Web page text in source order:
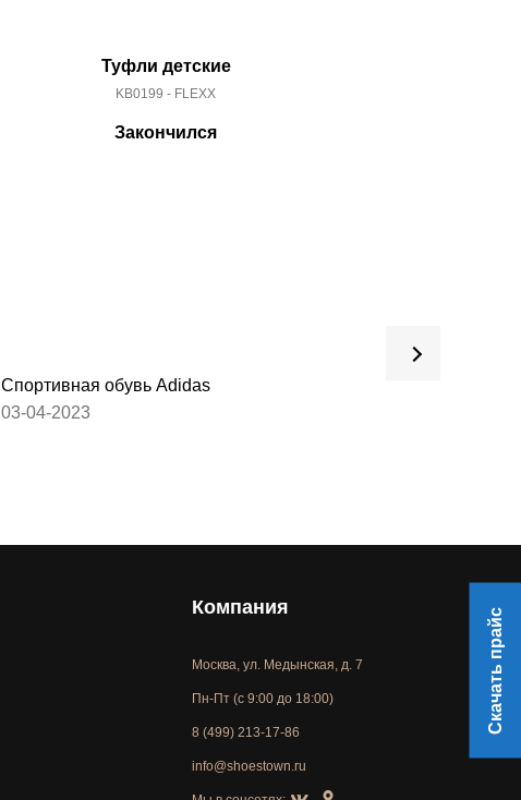
Туфли детские
KB0199 - FLEXX
Закончился
Спортивная обувь Adidas
03-04-2023
Компания
Москва, ул. Медынская, д. 7
Пн-Пт (с 9:00 до 18:00)
8 (499) 213-17-86
info@shoestown.ru
Скачать прайс